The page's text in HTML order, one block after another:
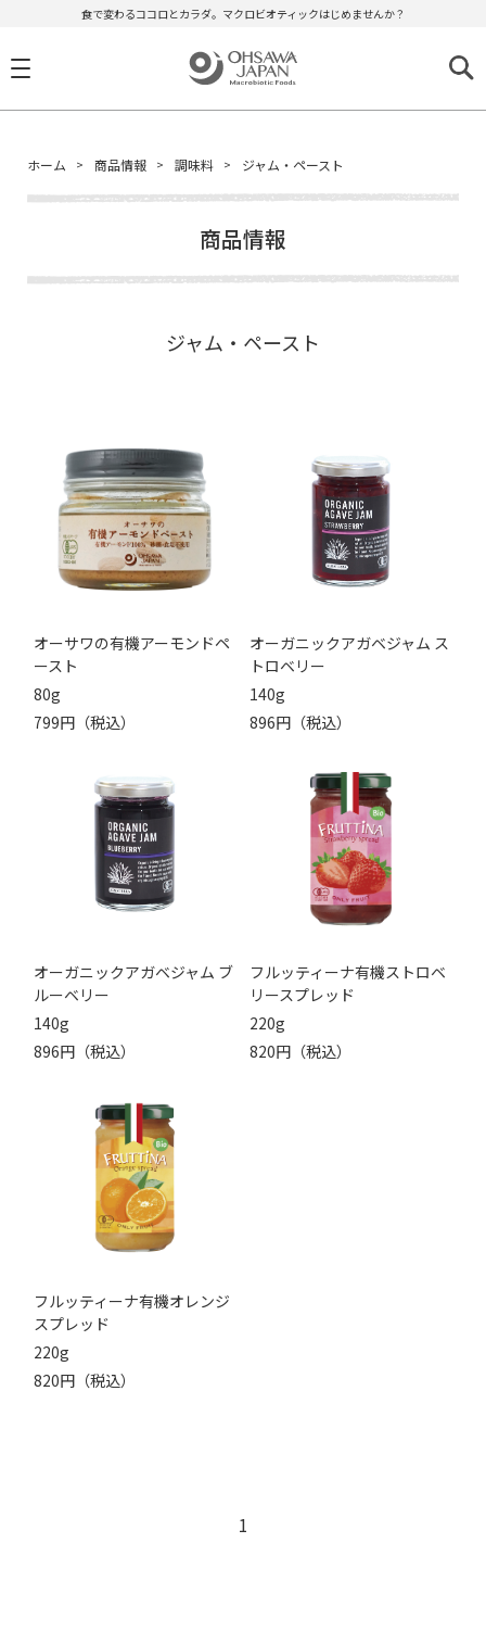
食で変わるココロとカラダ。マクロビオティックはじめませんか？
ホーム 商品情報 調味料 ジャム・ペースト
商品情報
ジャム・ペースト
オーサワの有機アーモンドペ
ースト
80g
799円（税込）
オーガニックアガベジャム ス
トロベリー
140g
896円（税込）
オーガニックアガベジャム ブ
ルーベリー
140g
896円（税込）
フルッティーナ有機ストロベ
リースプレッド
220g
820円（税込）
フルッティーナ有機オレンジ
スプレッド
220g
820円（税込）
1